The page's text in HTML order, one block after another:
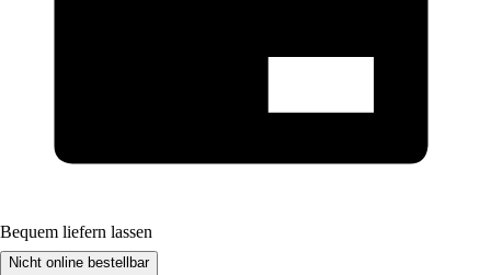
Bequem liefern lassen
Nicht online bestellbar